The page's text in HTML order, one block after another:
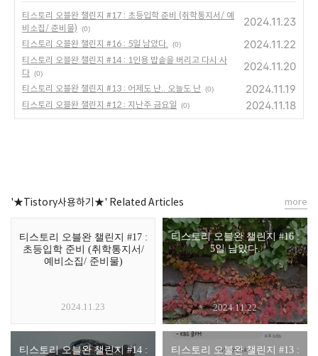
티스토리 오블완 챌린지 #17 : 초등입학 준비 (취학통지서/ 예
비소집/ 준비물)
(0)
2024.11.23
티스토리 오블완 챌린지 #16 : 5일 남았다. (0) 2024.11.22
티스토리 오블완 챌린지 #14 : 1인용 밥솥을 버리고 다시 사
다 (0)
2024.11.20
티스토리 오블완 챌린지 #13 : 어제도 난.. 오늘도 난 (0) 2024.11.19
티스토리 오블완 챌린지 #12 : 지난주 금요일 (0) 2024.11.18
'★Tistory사용하기★' Related Articles
티스토리 오블완 챌린지 #17 :
초등입학 준비 (취학통지서/
예비소집/ 준비물)
2024.11.23
티스토리 오블완 챌린지 #16 :
5일 남았다.
2024.11.22
티스토리 오블완 챌린지 #14 :
티스토리 오블완 챌린지 #13 :
more